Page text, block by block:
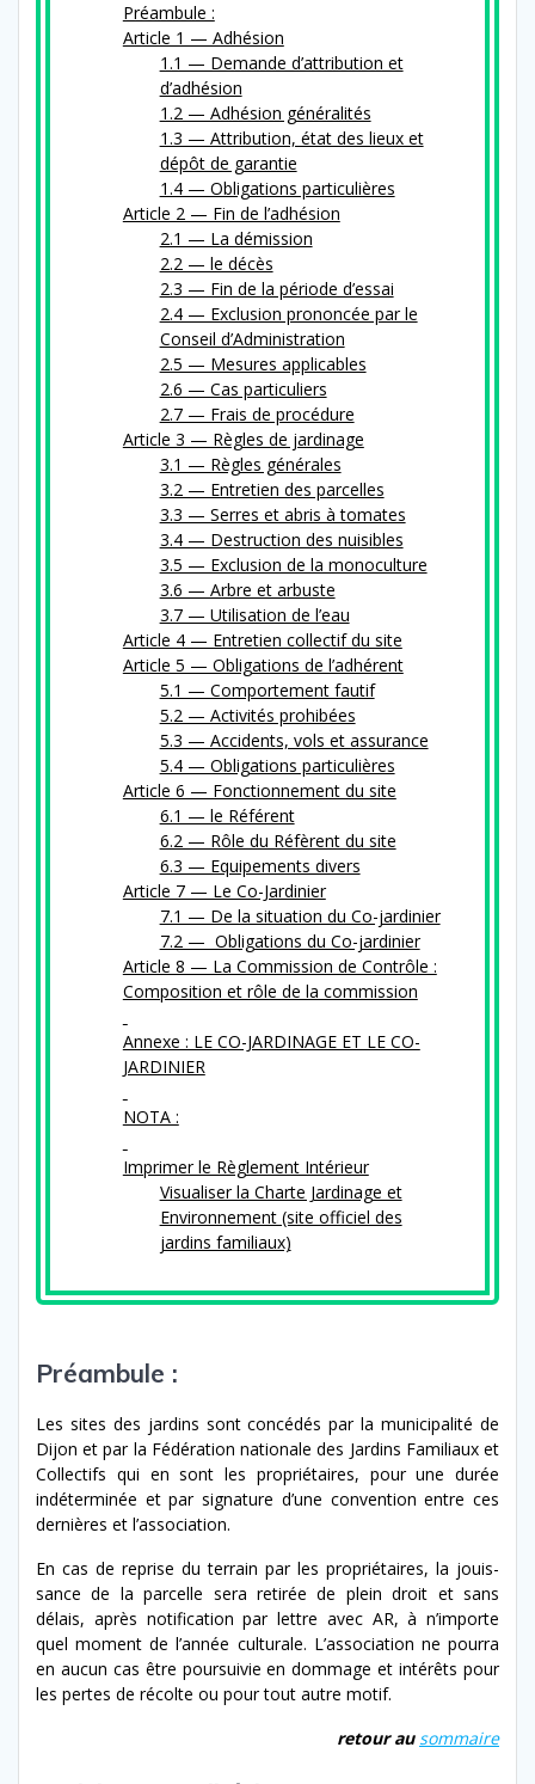
Préambule :
Article 1 — Adhésion
1.1 — Demande d’at­tri­bu­tion et
d’adhésion
1.2 — Adhésion généralités
1.3 — Attribution, état des lieux et
dépôt de garantie
1.4 — Obligations particulières
Article 2 — Fin de l’adhésion
2.1 — La démission
2.2 — le décès
2.3 — Fin de la péri­ode d’essai
2.4 — Exclusion pronon­cée par le
Conseil d’Administration
2.5 — Mesures applicables
2.6 — Cas particuliers
2.7 — Frais de procédure
Article 3 — Règles de jardinage
3.1 — Règles générales
3.2 — Entretien des parcelles
3.3 — Serres et abris à tomates
3.4 — Destruction des nuisibles
3.5 — Exclusion de la monoculture
3.6 — Arbre et arbuste
3.7 — Utilisation de l’eau
Article 4 — Entretien col­lec­tif du site
Article 5 — Obligations de l’adhérent
5.1 — Comportement fautif
5.2 — Activités prohibées
5.3 — Accidents, vols et assurance
5.4 — Obligations particulières
Article 6 — Fonctionnement du site
6.1 — le Référent
6.2 — Rôle du Réfèrent du site
6.3 — Equipements divers
Article 7 — Le Co-Jardinier
7.1 — De la sit­u­a­tion du Co-jardinier
7.2 — Obligations du Co-jardinier
Article 8 — La Commission de Contrôle :
Composition et rôle de la commission
Annexe : LE CO-​JARDINAGE ET LE CO-
JARDINIER
NOTA :
Imprimer le Règlement Intérieur
Visualiser la Charte Jardinage et
Environnement (site offi­ciel des
jardins familiaux)
Préambule :
Les sites des jardins sont con­cédés par la munic­i­pal­ité de
Dijon et par la Fédération nationale des Jardins Familiaux et
Collectifs qui en sont les pro­prié­taires, pour une durée
indéter­minée et par sig­na­ture d’une con­ven­tion entre ces
dernières et l’association.
En cas de reprise du ter­rain par les pro­prié­taires, la jouis­
sance de la par­celle sera retirée de plein droit et sans
délais, après noti­fi­ca­tion par let­tre avec AR, à n’im­porte
quel moment de l’an­née cul­tur­ale. L’association ne pour­ra
en aucun cas être pour­suiv­ie en dom­mage et intérêts pour
les pertes de récolte ou pour tout autre motif.
retour au som­maire